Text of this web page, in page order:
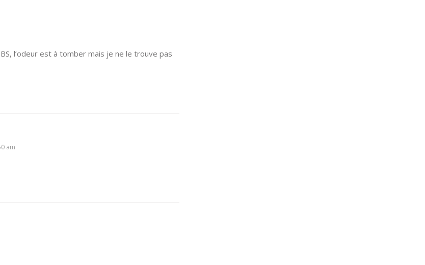
l’odeur est à tomber mais je ne le trouve pas
am